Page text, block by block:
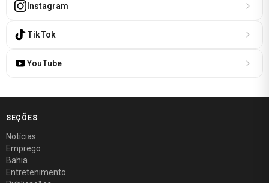
Instagram
TikTok
YouTube
SEÇÕES
Notícias
Emprego
Bahia
Entretenimento